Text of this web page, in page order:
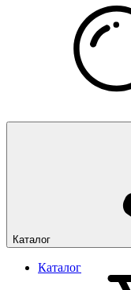
Каталог
Каталог